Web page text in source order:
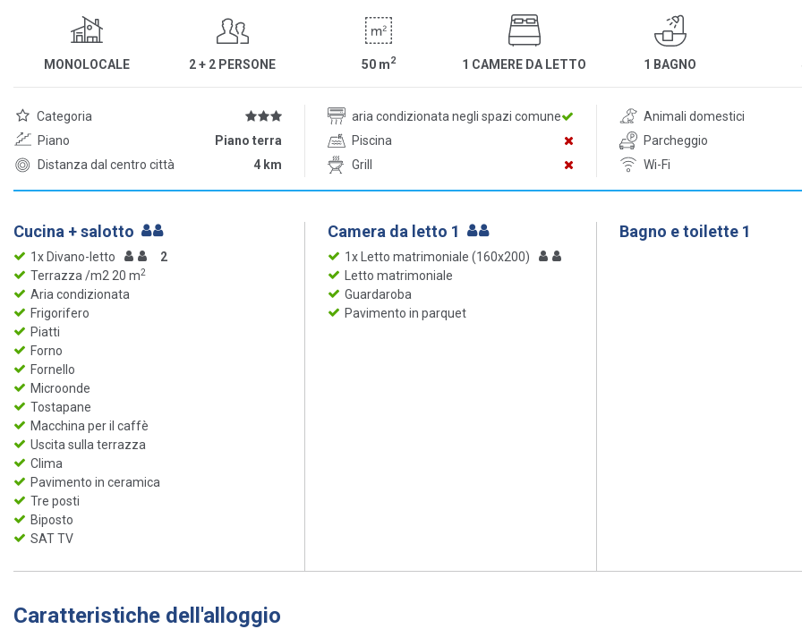
MONOLOCALE 2 + 2 PERSONE 50 m2 1 CAMERE DA LETTO 1 BAGNO
Categoria aria condizionata negli spazi comune
Animali domestici
Piano
Piano terra Piscina
Parcheggio
Distanza dal centro città
4 km Grill Wi-Fi
Cucina + salotto
1x Divano-letto
2
Terrazza /m2 20 m2
Aria condizionata
Frigorifero
Piatti
Forno
Fornello
Microonde
Tostapane
Macchina per il caffè
Uscita sulla terrazza
Clima
Pavimento in ceramica
Tre posti
Biposto
SAT TV
Camera da letto 1
1x Letto matrimoniale (160x200)
Letto matrimoniale
Guardaroba
Pavimento in parquet
Bagno e toilette 1
Caratteristiche dell'alloggio